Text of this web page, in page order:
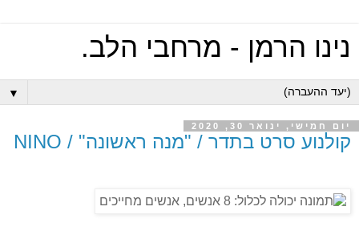
נינו הרמן - מרחבי הלב.
▼
יום חמישי, ינואר 30, 2020
קולנוע סרט בתדר / "מנה ראשונה" / NINO